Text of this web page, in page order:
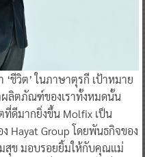
ชีวิต’ ในภาษาตุรกี เป้าหมาย
ผลิตภัณฑ์ของเราทั้งหมดนั้น
ดีมากยิ่งขึ้น Molfix เป็น
Hayat Group โดยพันธกิจของ
สุข มอบรอยยิ้มให้กับคุณแม่